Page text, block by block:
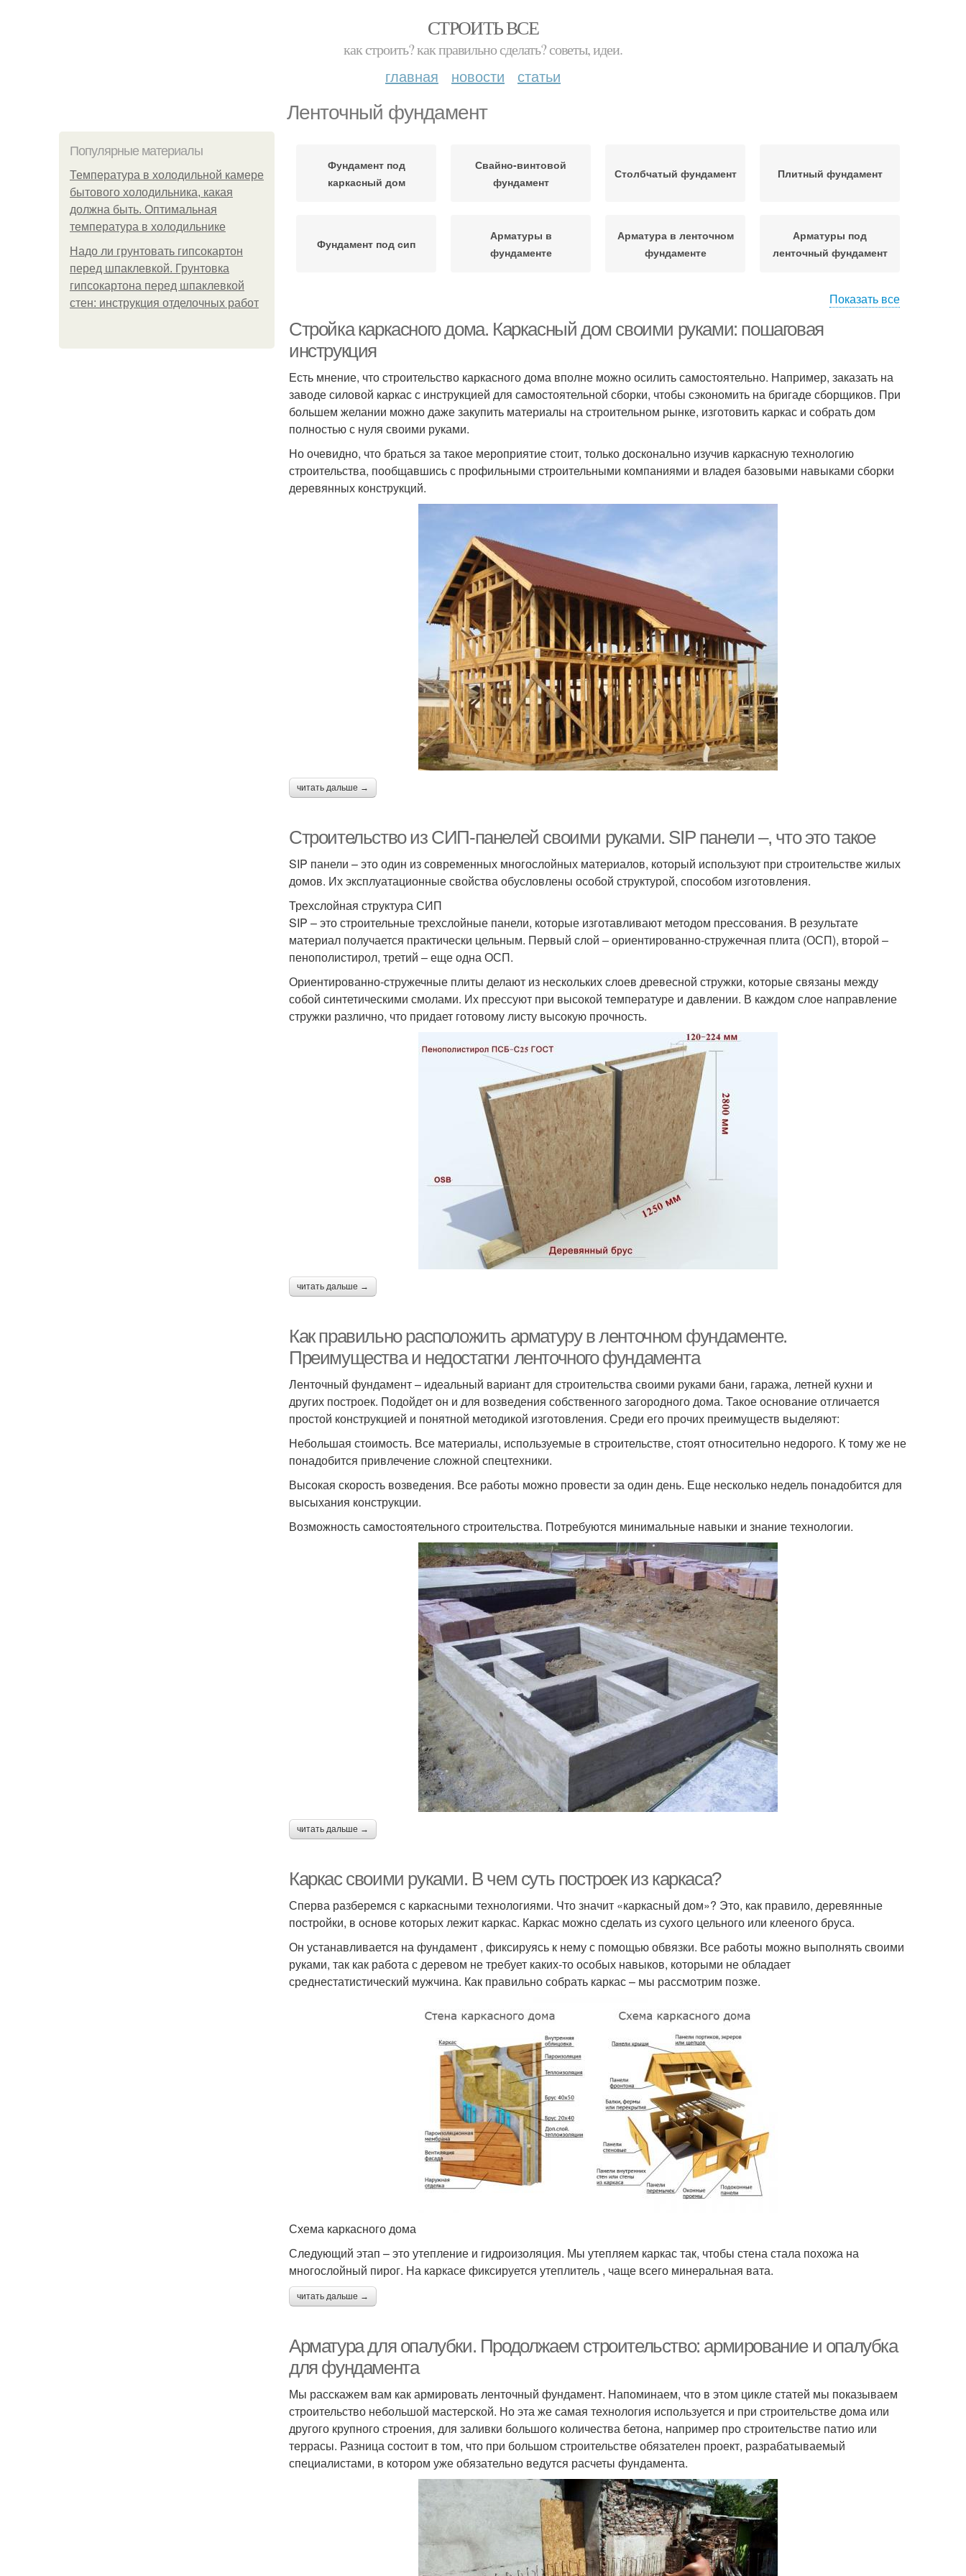
СТРОИТЬ ВСЕ
как строить? как правильно сделать? советы, идеи.
главная новости статьи
Ленточный фундамент
Популярные материалы
Температура в холодильной камере
бытового холодильника, какая
должна быть. Оптимальная
температура в холодильнике
Надо ли грунтовать гипсокартон
перед шпаклевкой. Грунтовка
гипсокартона перед шпаклевкой
стен: инструкция отделочных работ
Фундамент под
каркасный дом
Свайно-винтовой
фундамент
Столбчатый фундамент Плитный фундамент
Фундамент под сип
Арматуры в
фундаменте
Арматура в ленточном
фундаменте
Арматуры под
ленточный фундамент
фундаменте
фундаменту
фундамента
Опалубки для
фундамента
Арматуры под
фундамент
Арматура для
ленточного фундамента
Арматуры для
фундамента
Арматуры для
ленточного фундамента
Арматуры на фундамент
фундаменте
Фундамент под забор
Показать все
Стройка каркасного дома. Каркасный дом своими руками: пошаговая
инструкция
Есть мнение, что строительство каркасного дома вполне можно осилить самостоятельно. Например, заказать на
заводе силовой каркас с инструкцией для самостоятельной сборки, чтобы сэкономить на бригаде сборщиков. При
большем желании можно даже закупить материалы на строительном рынке, изготовить каркас и собрать дом
полностью с нуля своими руками.
Но очевидно, что браться за такое мероприятие стоит, только досконально изучив каркасную технологию
строительства, пообщавшись с профильными строительными компаниями и владея базовыми навыками сборки
деревянных конструкций.
читать дальше →
Строительство из СИП-панелей своими руками. SIP панели –, что это такое
SIP панели – это один из современных многослойных материалов, который используют при строительстве жилых
домов. Их эксплуатационные свойства обусловлены особой структурой, способом изготовления.
Трехслойная структура СИП
SIP – это строительные трехслойные панели, которые изготавливают методом прессования. В результате
материал получается практически цельным. Первый слой – ориентированно-стружечная плита (ОСП), второй –
пенополистирол, третий – еще одна ОСП.
Ориентированно-стружечные плиты делают из нескольких слоев древесной стружки, которые связаны между
собой синтетическими смолами. Их прессуют при высокой температуре и давлении. В каждом слое направление
стружки различно, что придает готовому листу высокую прочность.
читать дальше →
Как правильно расположить арматуру в ленточном фундаменте.
Преимущества и недостатки ленточного фундамента
Ленточный фундамент – идеальный вариант для строительства своими руками бани, гаража, летней кухни и
других построек. Подойдет он и для возведения собственного загородного дома. Такое основание отличается
простой конструкцией и понятной методикой изготовления. Среди его прочих преимуществ выделяют:
Небольшая стоимость. Все материалы, используемые в строительстве, стоят относительно недорого. К тому же не
понадобится привлечение сложной спецтехники.
Высокая скорость возведения. Все работы можно провести за один день. Еще несколько недель понадобится для
высыхания конструкции.
Возможность самостоятельного строительства. Потребуются минимальные навыки и знание технологии.
читать дальше →
Каркас своими руками. В чем суть построек из каркаса?
Сперва разберемся с каркасными технологиями. Что значит «каркасный дом»? Это, как правило, деревянные
постройки, в основе которых лежит каркас. Каркас можно сделать из сухого цельного или клееного бруса.
Он устанавливается на фундамент , фиксируясь к нему с помощью обвязки. Все работы можно выполнять своими
руками, так как работа с деревом не требует каких-то особых навыков, которыми не обладает
среднестатистический мужчина. Как правильно собрать каркас – мы рассмотрим позже.
Схема каркасного дома
Следующий этап – это утепление и гидроизоляция. Мы утепляем каркас так, чтобы стена стала похожа на
многослойный пирог. На каркасе фиксируется утеплитель , чаще всего минеральная вата.
читать дальше →
Арматура для опалубки. Продолжаем строительство: армирование и опалубка
для фундамента
Мы расскажем вам как армировать ленточный фундамент. Напоминаем, что в этом цикле статей мы показываем
строительство небольшой мастерской. Но эта же самая технология используется и при строительстве дома или
другого крупного строения, для заливки большого количества бетона, например про строительстве патио или
террасы. Разница состоит в том, что при большом строительстве обязателен проект, разрабатываемый
специалистами, в котором уже обязательно ведутся расчеты фундамента.